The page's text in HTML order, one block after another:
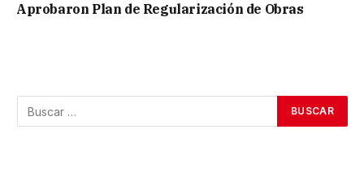
Aprobaron Plan de Regularización de Obras